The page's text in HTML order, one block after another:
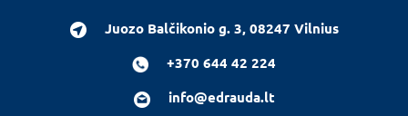
Juozo Balčikonio g. 3, 08247 Vilnius
+370 644 42 224
info@edrauda.lt